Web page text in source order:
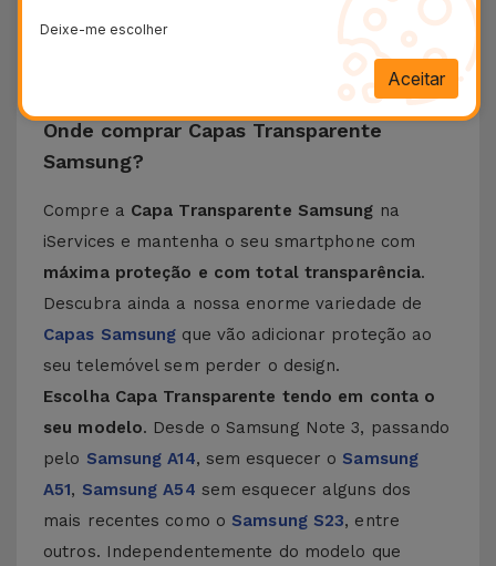
material TPU é reconhecido pela durabilidade,
mas também pela capacidade de absorver
Onde comprar Capas Transparente
Samsung?
Compre a Capa Transparente Samsung na
iServices e mantenha o seu smartphone com
máxima proteção e com total transparência.
Descubra ainda a nossa enorme variedade de
Capas Samsung que vão adicionar proteção ao
seu telemóvel sem perder o design.
Escolha Capa Transparente tendo em conta o
seu modelo. Desde o Samsung Note 3, passando
pelo Samsung A14, sem esquecer o Samsung
A51, Samsung A54 sem esquecer alguns dos
mais recentes como o Samsung S23, entre
outros. Independentemente do modelo que
Deixe-me escolher
Aceitar